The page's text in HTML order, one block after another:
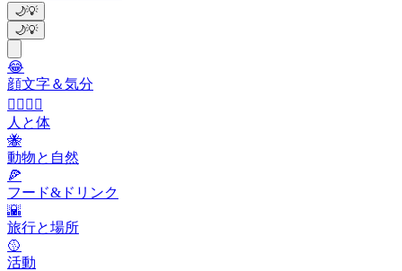
🌙💡
🌙💡
😂
顔文字＆気分
👩‍❤️‍💋‍👨
人と体
🐝
動物と自然
🍕
フード&ドリンク
🌇
旅行と場所
🥎
活動